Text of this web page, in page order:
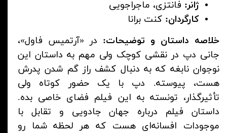
ژانر: فانتزی، ماجراجویی
کارگردان: کنت برانا
خلاصه داستان و توضیحات: در «آرتمیس فاول»،
جانی دپ در نقشی کوچک ولی مهم به داستان این
نوجوان نابغه که به دنبال کشف راز گم شدن پدرش
هست، پیوسته. دپ با یک حضور کوتاه ولی
تأثیرگذار، تونسته به این فیلم فضای خاصی بده.
داستان فیلم درباره جهان جادویی و تقابل با
موجودات افسانه‌ای هست که هر لحظه شما رو